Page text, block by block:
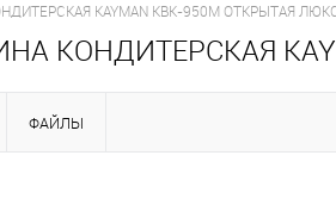
KAYMAN KВК-950М ОТКРЫТАЯ
КОНДИТЕРСКАЯ
ФАЙЛЫ